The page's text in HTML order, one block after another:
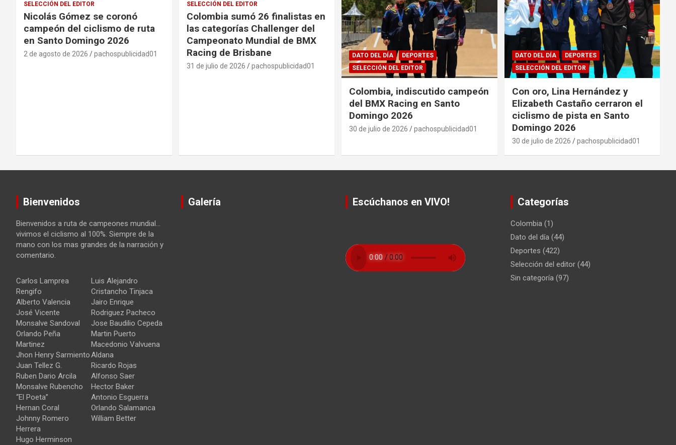
SELECCIÓN DEL EDITOR
Nicolás Gómez se coronó
campeón del ciclismo de ruta
en Santo Domingo 2026
2 de agosto de 2026 pachospublicidad01
SELECCIÓN DEL EDITOR
Colombia sumó 26 finalistas en
las categorías Challenger del
Campeonato Mundial de BMX
Racing de Brisbane
31 de julio de 2026 pachospublicidad01
DATO DEL DÍA
DEPORTES
SELECCIÓN DEL EDITOR
Colombia, indiscutido campeón
del BMX Racing en Santo
Domingo 2026
30 de julio de 2026 pachospublicidad01
DATO DEL DÍA
DEPORTES
SELECCIÓN DEL EDITOR
Con oro, Lina Hernández y
Elizabeth Castaño cerraron el
ciclismo de pista en Santo
Domingo 2026
30 de julio de 2026 pachospublicidad01
Bienvenidos
Bienvenidos a ruta de campeones mundial…
vivimos el ciclismo al 100%. Siempre de la
mano con los mas grandes de la narración y
comentario.
Carlos Lamprea
Rengifo
Alberto Valencia
José Vicente
Monsalve Sandoval
Orlando Peña
Martinez
Jhon Henry Sarmiento
Juan Tellez G.
Ruben Dario Arcila
Monsalve Rubencho
“El Poeta”
Hernan Coral
Johnny Romero
Herrera
Hugo Herminson
Luis Alejandro
Cristancho Tinjaca
Jairo Enrique
Rodriguez Pacheco
Jose Baudilio Cepeda
Martin Puerto
Macedonio Valvuena
Aldana
Ricardo Rojas
Alfonso Saer
Hector Baker
Antonio Esguerra
Orlando Salamanca
William Better
Galería Escúchanos en VIVO! Categorías
Colombia(1)
Dato del día(44)
Deportes (422)
Selección del editor(44)
Sin categoría(97)